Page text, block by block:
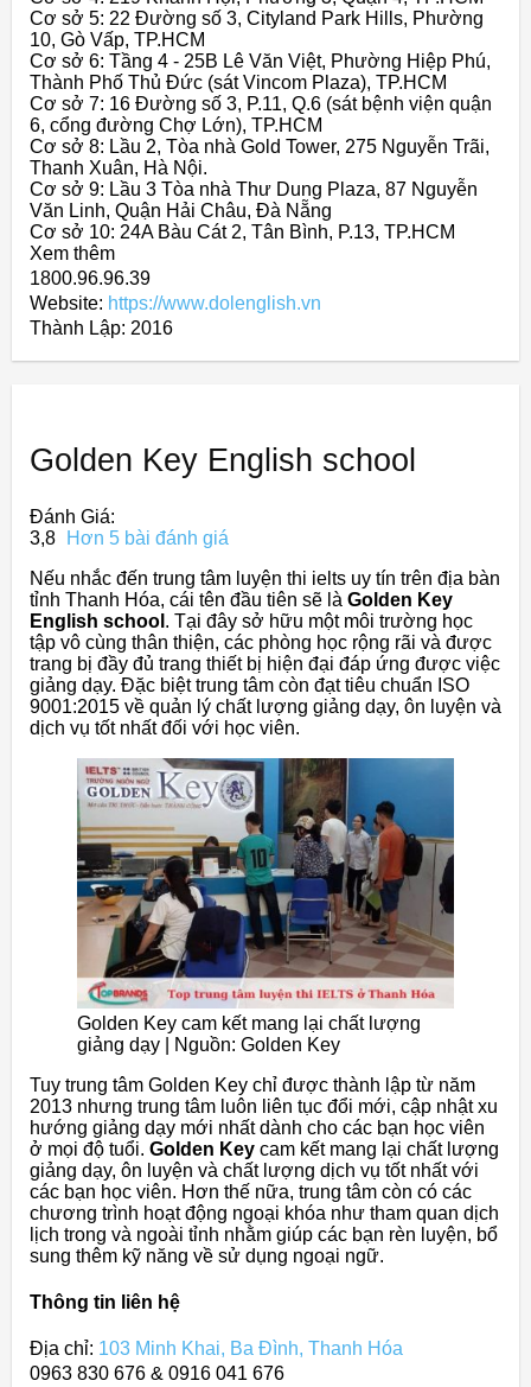
Cơ sở 5: 22 Đường số 3, Cityland Park Hills, Phường
10, Gò Vấp, TP.HCM
Cơ sở 6: Tầng 4 - 25B Lê Văn Việt, Phường Hiệp Phú,
Thành Phố Thủ Đức (sát Vincom Plaza), TP.HCM
Cơ sở 7: 16 Đường số 3, P.11, Q.6 (sát bệnh viện quận
6, cổng đường Chợ Lớn), TP.HCM
Cơ sở 8: Lầu 2, Tòa nhà Gold Tower, 275 Nguyễn Trãi,
Thanh Xuân, Hà Nội.
Cơ sở 9: Lầu 3 Tòa nhà Thư Dung Plaza, 87 Nguyễn
Văn Linh, Quận Hải Châu, Đà Nẵng
Cơ sở 10: 24A Bàu Cát 2, Tân Bình, P.13, TP.HCM
Xem thêm
1800.96.96.39
Website: https://www.dolenglish.vn
Thành Lập: 2016
Golden Key English school
Đánh Giá:
3,8
Hơn 5 bài đánh giá
Nếu nhắc đến trung tâm luyện thi ielts uy tín trên địa bàn
tỉnh Thanh Hóa, cái tên đầu tiên sẽ là Golden Key
English school . Tại đây sở hữu một môi trường học
tập vô cùng thân thiện, các phòng học rộng rãi và được
trang bị đầy đủ trang thiết bị hiện đại đáp ứng được việc
giảng dạy. Đặc biệt trung tâm còn đạt tiêu chuẩn ISO
9001:2015 về quản lý chất lượng giảng dạy, ôn luyện và
dịch vụ tốt nhất đối với học viên.
Golden Key cam kết mang lại chất lượng
giảng dạy | Nguồn: Golden Key
Tuy trung tâm Golden Key chỉ được thành lập từ năm
2013 nhưng trung tâm luôn liên tục đổi mới, cập nhật xu
hướng giảng dạy mới nhất dành cho các bạn học viên
ở mọi độ tuổi. Golden Key cam kết mang lại chất lượng
giảng dạy, ôn luyện và chất lượng dịch vụ tốt nhất với
các bạn học viên. Hơn thế nữa, trung tâm còn có các
chương trình hoạt động ngoại khóa như tham quan dịch
lịch trong và ngoài tỉnh nhằm giúp các bạn rèn luyện, bổ
sung thêm kỹ năng về sử dụng ngoại ngữ.
Thông tin liên hệ
Địa chỉ: 103 Minh Khai, Ba Đình, Thanh Hóa
0963 830 676 & 0916 041 676